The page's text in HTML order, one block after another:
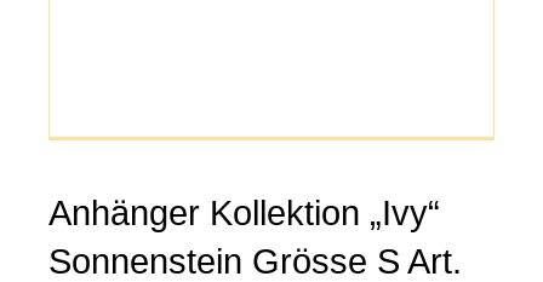
Anhänger Kollektion „Ivy“
Sonnenstein Grösse S Art.